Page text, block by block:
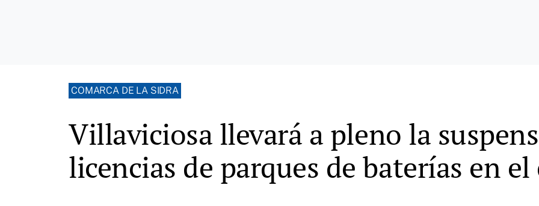
COMARCA DE LA SIDRA
Villaviciosa llevará a pleno la
licencias de parques de baterías en